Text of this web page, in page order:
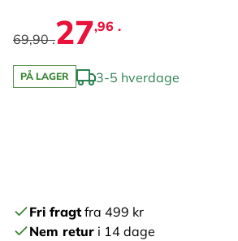
69,90 .27,96 .
PÅ LAGER 3-5 hverdage
Fri fragtfra 499 kr
Nem retur i 14 dage